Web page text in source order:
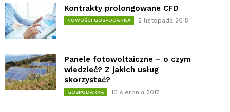
Kontrakty prolongowane CFD
NOWOŚCI GOSPODARKA 2 listopada 2015
Panele fotowoltaiczne – o czym
wiedzieć? Z jakich usług
skorzystać?
GOSPODARKA 10 sierpnia 2017